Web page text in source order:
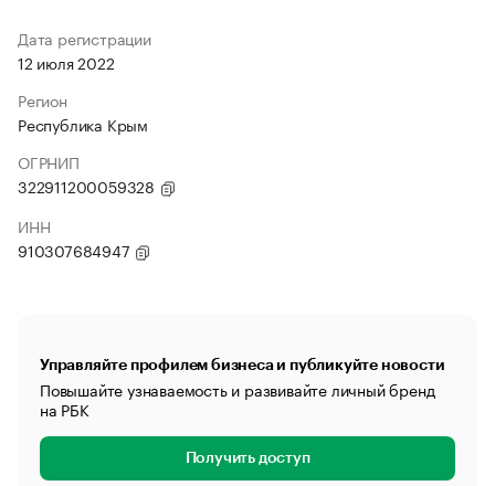
Дата регистрации
12 июля 2022
Регион
Республика Крым
ОГРНИП
322911200059328
ИНН
910307684947
Управляйте профилем бизнеса и публикуйте новости
Повышайте узнаваемость и развивайте личный бренд
на РБК
Получить доступ